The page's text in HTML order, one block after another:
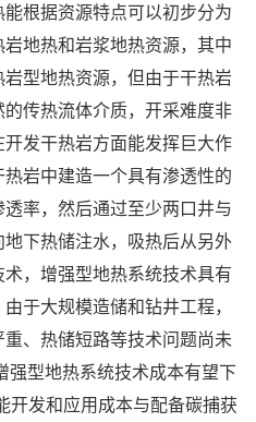
根据资源特点可以初步分为
地热和岩浆地热资源，其中
型地热资源，但由于干热岩
传热流体介质，开采难度非
发干热岩方面能发挥巨大作
岩中建造一个具有渗透性的
率，然后通过至少两口井与
下热储注水，吸热后从另外
，增强型地热系统技术具有
于大规模造储和钻井工程，
、热储短路等技术问题尚未
型地热系统技术成本有望下
开发和应用成本与配备碳捕获